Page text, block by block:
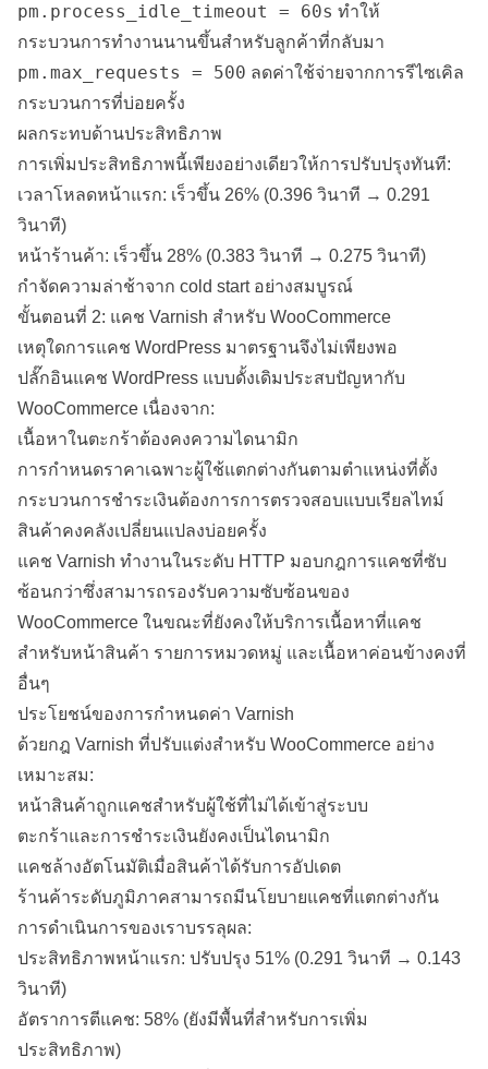
pm.process_idle_timeout = 60s ทำให้
กระบวนการทำงานนานขึ้นสำหรับลูกค้าที่กลับมา
pm.max_requests = 500 ลดค่าใช้จ่ายจากการรีไซเคิล
กระบวนการที่บ่อยครั้ง
ผลกระทบด้านประสิทธิภาพ
การเพิ่มประสิทธิภาพนี้เพียงอย่างเดียวให้การปรับปรุงทันที:
เวลาโหลดหน้าแรก: เร็วขึ้น 26% (0.396 วินาที → 0.291
วินาที)
หน้าร้านค้า: เร็วขึ้น 28% (0.383 วินาที → 0.275 วินาที)
กำจัดความล่าช้าจาก cold start อย่างสมบูรณ์
ขั้นตอนที่ 2: แคช Varnish สำหรับ WooCommerce
เหตุใดการแคช WordPress มาตรฐานจึงไม่เพียงพอ
ปลั๊กอินแคช WordPress แบบดั้งเดิมประสบปัญหากับ
WooCommerce เนื่องจาก:
เนื้อหาในตะกร้าต้องคงความไดนามิก
การกำหนดราคาเฉพาะผู้ใช้แตกต่างกันตามตำแหน่งที่ตั้ง
กระบวนการชำระเงินต้องการการตรวจสอบแบบเรียลไทม์
สินค้าคงคลังเปลี่ยนแปลงบ่อยครั้ง
แคช Varnish ทำงานในระดับ HTTP มอบกฎการแคชที่ซับ
ซ้อนกว่าซึ่งสามารถรองรับความซับซ้อนของ
WooCommerce ในขณะที่ยังคงให้บริการเนื้อหาที่แคช
สำหรับหน้าสินค้า รายการหมวดหมู่ และเนื้อหาค่อนข้างคงที่
อื่นๆ
ประโยชน์ของการกำหนดค่า Varnish
ด้วยกฎ Varnish ที่ปรับแต่งสำหรับ WooCommerce อย่าง
เหมาะสม:
หน้าสินค้าถูกแคชสำหรับผู้ใช้ที่ไม่ได้เข้าสู่ระบบ
ตะกร้าและการชำระเงินยังคงเป็นไดนามิก
แคชล้างอัตโนมัติเมื่อสินค้าได้รับการอัปเดต
ร้านค้าระดับภูมิภาคสามารถมีนโยบายแคชที่แตกต่างกัน
การดำเนินการของเราบรรลุผล:
ประสิทธิภาพหน้าแรก: ปรับปรุง 51% (0.291 วินาที → 0.143
วินาที)
อัตราการตีแคช: 58% (ยังมีพื้นที่สำหรับการเพิ่ม
ประสิทธิภาพ)